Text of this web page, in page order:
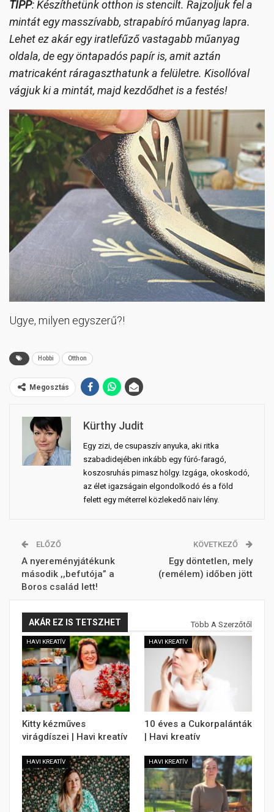
TIPP: Készíthetünk otthon is stencilt. Rajzoljuk fel a
mintát egy masszívabb, strapabíró műanyag lapra.
Lehet ez akár egy iratlefűző vastagabb műanyag
oldala, de egy öntapadós papír is, amit aztán
matricaként ráragaszthatunk a felületre. Kisollóval
vágjuk ki a mintát, majd kezdődhet is a festés!
Ugye, milyen egyszerű?!
Hobbi Otthon
Megosztás
Kürthy Judit
Egy zizi, de csupaszív anyuka, aki ritka
szabadidejében inkább egy fúró-faragó,
koszosruhás pimasz hölgy. Izgága, okoskodó,
az élet igazságain elgondolkodó és a föld
felett egy méterrel közlekedő naiv lény.
ELŐZŐ
A nyereményjátékunk
második ,,befutója” a
Boros család lett!
KÖVETKEZŐ
Egy döntetlen, mely
(remélem) időben jött
AKÁR EZ IS TETSZHET Több A Szerzőtől
HAVI KREATÍV
Kitty kézműves
virágdíszei | Havi kreatív
HAVI KREATÍV
10 éves a Cukorpalánták
| Havi kreatív
HAVI KREATÍV HAVI KREATÍV